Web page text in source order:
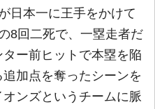
日本一に王手をかけて
8回二死で、一塁走者だ
ター前ヒットで本塁を陥
加点を奪ったシーンを
ンズというチームに脈